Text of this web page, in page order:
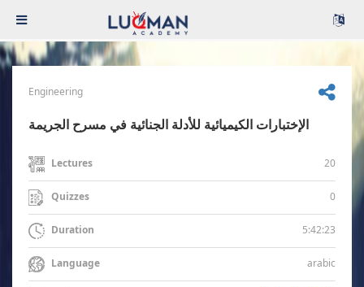
Engineering
الإختبارات الكيميائية للأدلة الجنائية في مسرح الجريمة
Lectures 20
Quizzes 0
Duration 5:42:23
Language arabic